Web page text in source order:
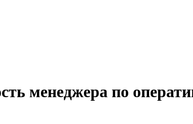
менеджера по